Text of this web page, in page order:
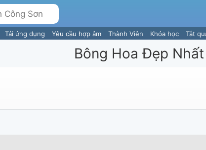
Tải ứng dụng Yêu cầu hợp âm Thành Viên Khóa học Tắt
Bông Hoa Đẹp